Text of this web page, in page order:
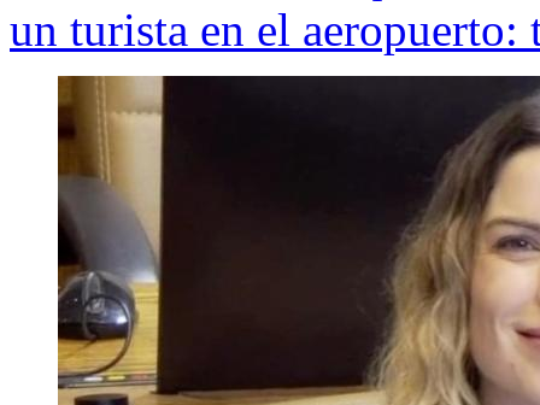
un turista en el